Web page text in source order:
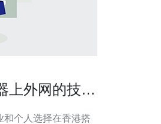
上外网的技巧
和个人选择在香港搭